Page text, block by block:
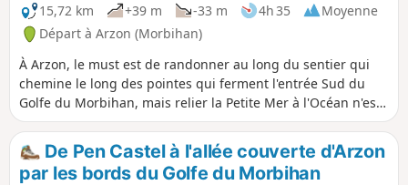
15,72 km
+39 m -33 m 4h 35
Moyenne
Départ à Arzon (Morbihan)
À Arzon, le must est de randonner au long du sentier qui
chemine le long des pointes qui ferment l'entrée Sud du
Golfe du Morbihan, mais relier la Petite Mer à l'Océan n'est
pas sans charme et permet de comparer l'intimité du Golfe
au majestueux panorama du Mor Braz et des îles qui le
délimitent à l'horizon.
De Pen Castel à l'allée couverte d'Arzon
par les bords du Golfe du Morbihan